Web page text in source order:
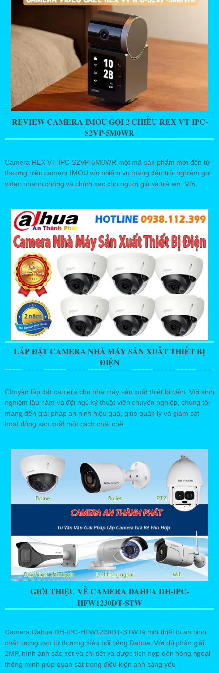
REVIEW CAMERA IMOU GỌI 2 CHIỀU REX VT IPC-
S2VP-5M0WR
Camera REX VT IPC-S2VP-5M0WR một mã sản phẩm mới đến từ
thương hiệu camera IMOU với nhiệm vụ mang đến trải nghiệm gọi
video nhanh chóng và chính xác cho người già và trẻ em. Với...
LẮP ĐẶT CAMERA NHÀ MÁY SẢN XUẤT THIẾT BỊ
ĐIỆN
Chuyên lắp đặt camera cho nhà máy sản xuất thiết bị điện. Với kinh
nghiệm lâu năm và đội ngũ kỹ thuật viên chuyên nghiệp, chúng tôi
mang đến giải pháp an ninh hiệu quả, giúp quản lý và giám sát
hoạt động sản xuất một cách chặt chẽ
GIỚI THIỆU VỀ CAMERA DAHUA DH-IPC-
HFW1230DT-STW
Camera Dahua DH-IPC-HFW1230DT-STW là một thiết bị an ninh
chất lượng cao từ thương hiệu nổi tiếng Dahua. Với độ phân giải
2MP, hình ảnh sắc nét và chi tiết và được tích hợp đèn hồng ngoại
thông minh giúp quan sát trong điều kiện ánh sáng yếu